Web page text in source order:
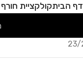
דף הביתקולקציית חורף 26/27